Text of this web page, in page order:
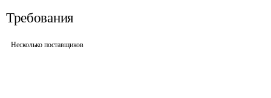
Требования
Несколько поставщиков